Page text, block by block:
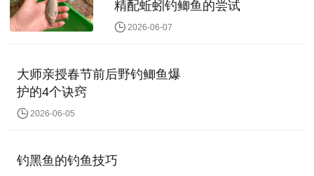
精配蚯蚓钓鲫鱼的尝试
2026-06-07
大师亲授春节前后野钓鲫鱼爆
护的4个诀窍
2026-06-05
钓黑鱼的钓鱼技巧